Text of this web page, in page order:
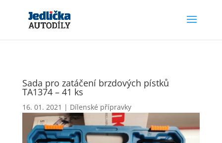
Sada pro zatáčení brzdových pístků
TA1374 – 41 ks
16. 01. 2021 | Dílenské přípravky